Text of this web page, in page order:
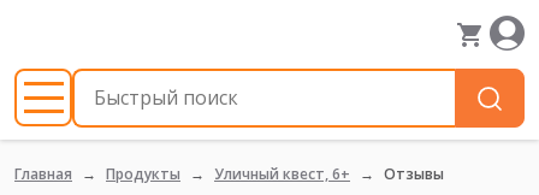
Главная Продукты Уличный квест, 6+ Отзывы